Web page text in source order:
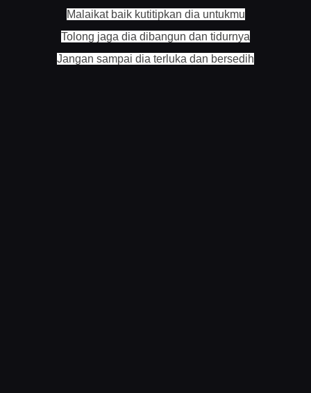
Malaikat baik kutitipkan dia untukmu
Tolong jaga dia dibangun dan tidurnya
Jangan sampai dia terluka dan bersedih